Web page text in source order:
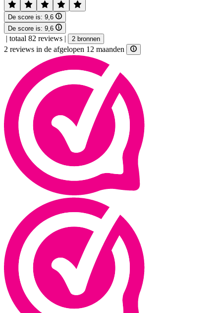
De score is: 9,6
De score is: 9,6
| totaal 82 reviews | 2 bronnen
2 reviews in de afgelopen 12 maanden